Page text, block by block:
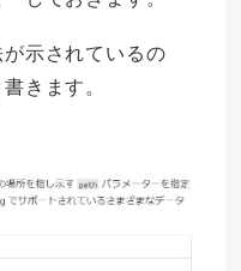
示されているの
きます。